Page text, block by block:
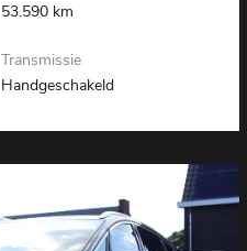
53.590 km
Transmissie
Handgeschakeld